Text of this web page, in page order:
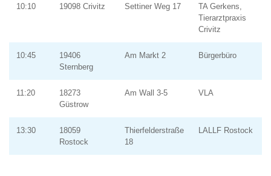
10:10 19098 Crivitz Settiner Weg 17
TA Gerkens,
Tierarztpraxis
Crivitz
10:45
19406
Sternberg
Am Markt 2 Bürgerbüro
11:20
18273
Güstrow
Am Wall 3-5 VLA
13:30
18059
Rostock
Thierfelderstraße
18
LALLF Rostock